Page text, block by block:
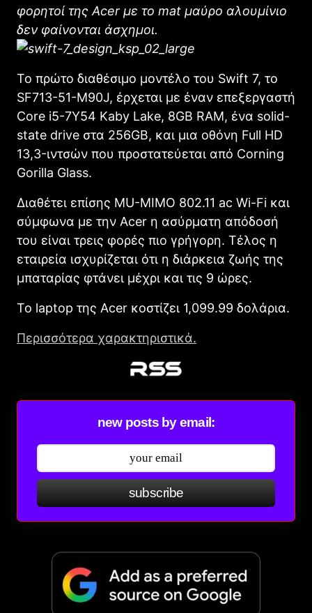
φορητοί της Acer με το mat μαύρο αλουμίνιο
δεν φαίνονται άσχημοι.
Το πρώτο διαθέσιμο μοντέλο του Swift 7, το
SF713-51-M90J, έρχεται με έναν επεξεργαστή
Core i5-7Y54 Kaby Lake, 8GB RAM, ένα solid-
state drive στα 256GB, και μια οθόνη Full HD
13,3-ιντσών που προστατεύεται από Corning
Gorilla Glass.
Διαθέτει επίσης MU-MIMO 802.11 ac Wi-Fi και
σύμφωνα με την Acer η ασύρματη απόδοσή
του είναι τρεις φορές πιο γρήγορη. Τέλος η
εταιρεία ισχυρίζεται ότι η διάρκεια ζωής της
μπαταρίας φτάνει μέχρι και τις 9 ώρες.
Το laptop της Acer κοστίζει 1,099.99 δολάρια.
Περισσότερα χαρακτηριστικά.
new posts by email:
subscribe